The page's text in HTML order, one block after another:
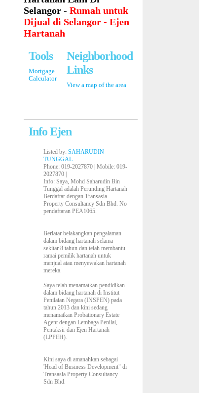
Selangor -Rumah untuk
Dijual di Selangor - Ejen
Hartanah
Tools
Mortgage
Calculator
Neighborhood
Links
View a map of the area
Info Ejen
Listed by:SAHARUDIN
TUNGGAL
Phone: 019-2027870 |Mobile: 019-
2027870 |
Info: Saya, Mohd Saharudin Bin
Tunggal adalah Perunding Hartanah
Berdaftar dengan Transasia
Property Consultancy Sdn Bhd. No
pendaftaran PEA1065.
Berlatar belakangkan pengalaman
dalam bidang hartanah selama
sekitar 8 tahun dan telah membantu
ramai pemilik hartanah untuk
menjual atau menyewakan hartanah
mereka.
Saya telah menamatkan pendidikan
dalam bidang hartanah di Institut
Penilaian Negara (INSPEN) pada
tahun 2013 dan kini sedang
menamatkan Probationary Estate
Agent dengan Lembaga Penilai,
Pentaksir dan Ejen Hartanah
(LPPEH).
Kini saya di amanahkan sebagai
'Head of Business Development" di
Transasia Property Consultancy
Sdn Bhd.